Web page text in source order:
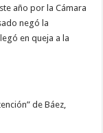
año por la Cámara
negó la
en queja a la
de Báez,